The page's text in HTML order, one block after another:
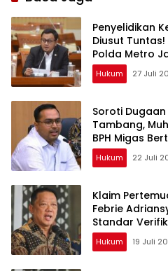
Penyelidikan
Diusut Tuntas!
Polda Metro
Hukum
Hukum 27 Juli
Soroti Dugaan
Tambang,
BPH Migas
Hukum 22 Juli
Klaim
Febrie
Standar
Hukum 19 Juli